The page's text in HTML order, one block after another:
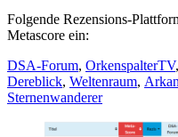
Folgende Rezensions-
Metascore ein:
DSA-Forum, OrkenspalterTV,
Dereblick, Weltenraum,
Sternenwanderer